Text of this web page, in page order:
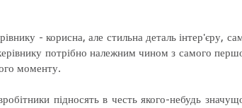
- корисна, але стильна деталь інтер'єру,
потрібно належним чином з самого
моменту.
підносять в честь якого-небудь